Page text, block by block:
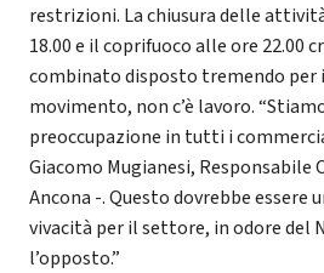
restrizioni. La chiusura delle
18.00 e il coprifuoco alle ore 22.00
combinato disposto tremendo per
movimento, non c’è lavoro.
preoccupazione in tutti i
Giacomo Mugianesi, Responsabile
Ancona -. Questo dovrebbe essere
vivacità per il settore, in odore del
l’opposto.”